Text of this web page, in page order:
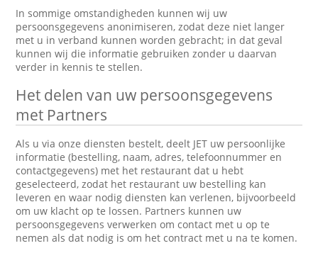
In sommige omstandigheden kunnen wij uw
persoonsgegevens anonimiseren, zodat deze niet langer
met u in verband kunnen worden gebracht; in dat geval
kunnen wij die informatie gebruiken zonder u daarvan
verder in kennis te stellen.
Het delen van uw persoonsgegevens
met Partners
Als u via onze diensten bestelt, deelt JET uw persoonlijke
informatie (bestelling, naam, adres, telefoonnummer en
contactgegevens) met het restaurant dat u hebt
geselecteerd, zodat het restaurant uw bestelling kan
leveren en waar nodig diensten kan verlenen, bijvoorbeeld
om uw klacht op te lossen. Partners kunnen uw
persoonsgegevens verwerken om contact met u op te
nemen als dat nodig is om het contract met u na te komen.